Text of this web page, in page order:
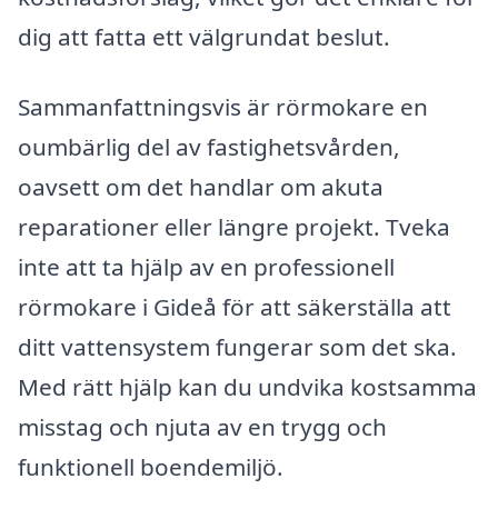
dig att fatta ett välgrundat beslut.
Sammanfattningsvis är rörmokare en
oumbärlig del av fastighetsvården,
oavsett om det handlar om akuta
reparationer eller längre projekt. Tveka
inte att ta hjälp av en professionell
rörmokare i Gideå för att säkerställa att
ditt vattensystem fungerar som det ska.
Med rätt hjälp kan du undvika kostsamma
misstag och njuta av en trygg och
funktionell boendemiljö.